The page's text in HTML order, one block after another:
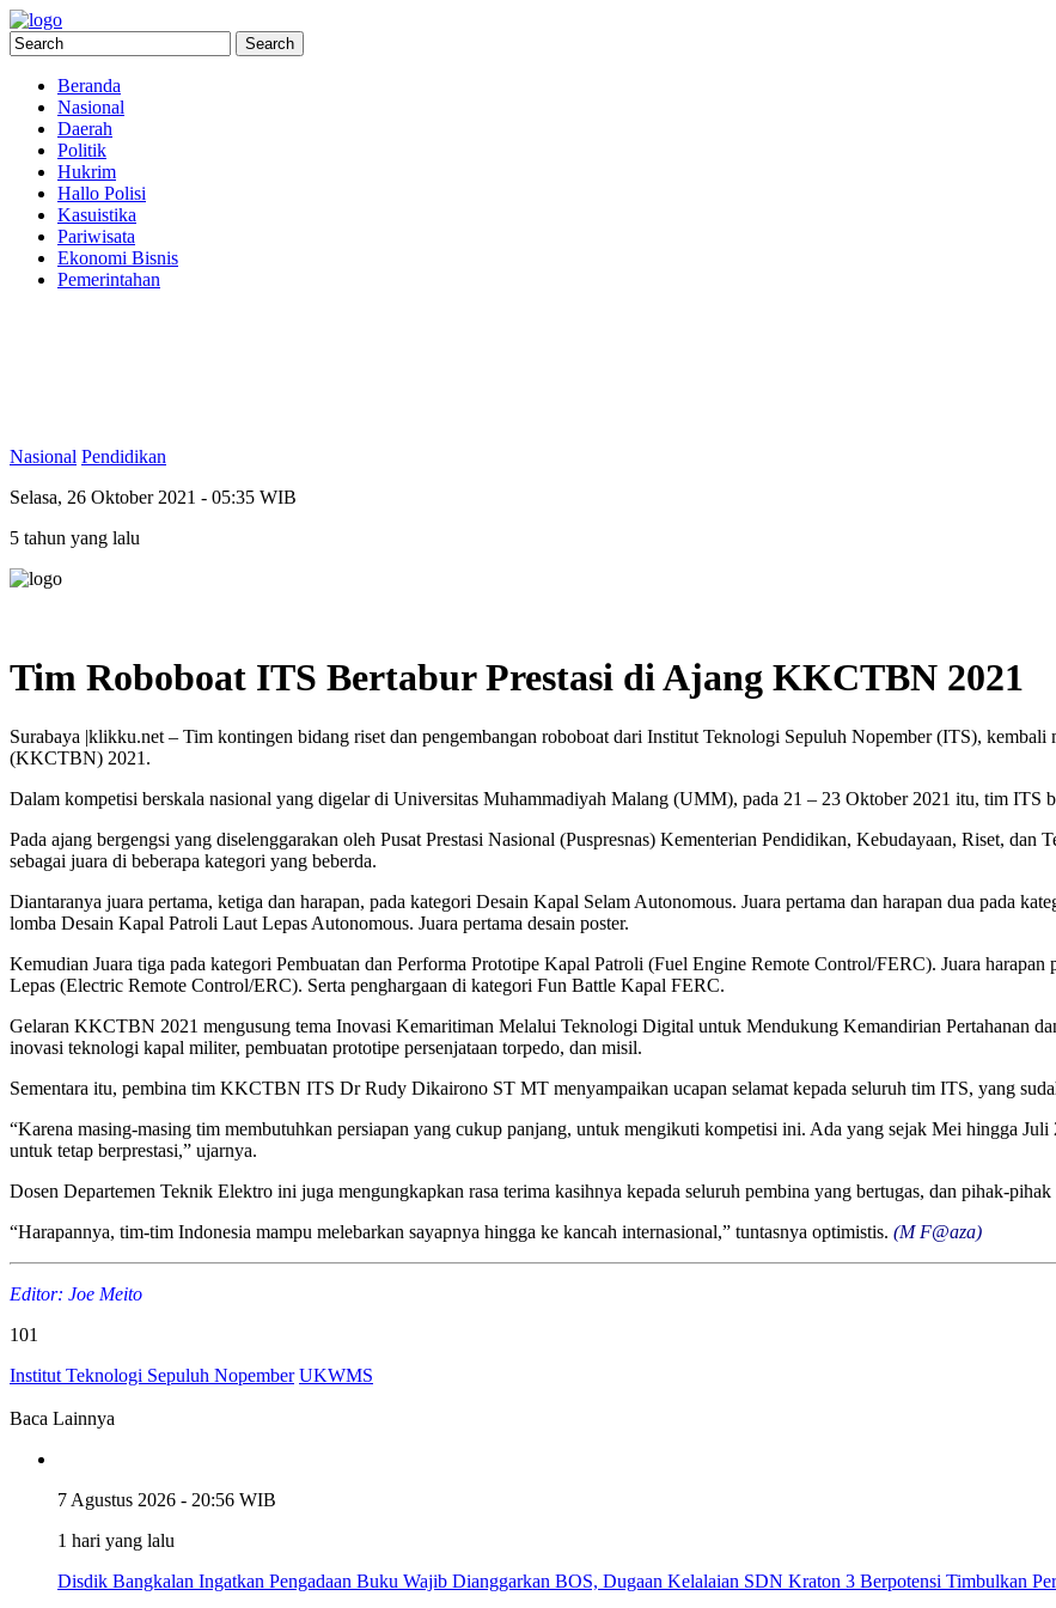
Beranda
Nasional
Daerah
Politik
Hukrim
Hallo Polisi
Kasuistika
Pariwisata
Ekonomi Bisnis
Pemerintahan
Nasional Pendidikan
Selasa, 26 Oktober 2021 - 05:35 WIB
5 tahun yang lalu
Tim Roboboat ITS Bertabur Prestasi di Ajang KKCTBN 2021
Surabaya |klikku.net – Tim kontingen bidang riset dan pengembangan roboboat dari Institut Teknologi Sepuluh Nopember (ITS),
(KKCTBN) 2021.
Dalam kompetisi berskala nasional yang digelar di Universitas Muhammadiyah Malang (UMM), pada 21 – 23 Oktober 2021 itu, tim ITS
Pada ajang bergengsi yang diselenggarakan oleh Pusat Prestasi Nasional (Puspresnas) Kementerian Pendidikan, Kebudayaan, Riset,
sebagai juara di beberapa kategori yang beberda.
Diantaranya juara pertama, ketiga dan harapan, pada kategori Desain Kapal Selam Autonomous. Juara pertama dan harapan dua pada
lomba Desain Kapal Patroli Laut Lepas Autonomous. Juara pertama desain poster.
Kemudian Juara tiga pada kategori Pembuatan dan Performa Prototipe Kapal Patroli (Fuel Engine Remote Control/FERC). Juara
Lepas (Electric Remote Control/ERC). Serta penghargaan di kategori Fun Battle Kapal FERC.
Gelaran KKCTBN 2021 mengusung tema Inovasi Kemaritiman Melalui Teknologi Digital untuk Mendukung Kemandirian Pertahanan
inovasi teknologi kapal militer, pembuatan prototipe persenjataan torpedo, dan misil.
Sementara itu, pembina tim KKCTBN ITS Dr Rudy Dikairono ST MT menyampaikan ucapan selamat kepada seluruh tim ITS, yang
“Karena masing-masing tim membutuhkan persiapan yang cukup panjang, untuk mengikuti kompetisi ini. Ada yang sejak Mei hingga
untuk tetap berprestasi,” ujarnya.
Dosen Departemen Teknik Elektro ini juga mengungkapkan rasa terima kasihnya kepada seluruh pembina yang bertugas, dan pihak-
“Harapannya, tim-tim Indonesia mampu melebarkan sayapnya hingga ke kancah internasional,” tuntasnya optimistis. (M F@aza)
Editor: Joe Meito
101
Institut Teknologi Sepuluh Nopember UKWMS
Baca Lainnya
7 Agustus 2026 - 20:56 WIB
1 hari yang lalu
Disdik Bangkalan Ingatkan Pengadaan Buku Wajib Dianggarkan BOS, Dugaan Kelalaian SDN Kraton 3 Berpotensi Timbulkan